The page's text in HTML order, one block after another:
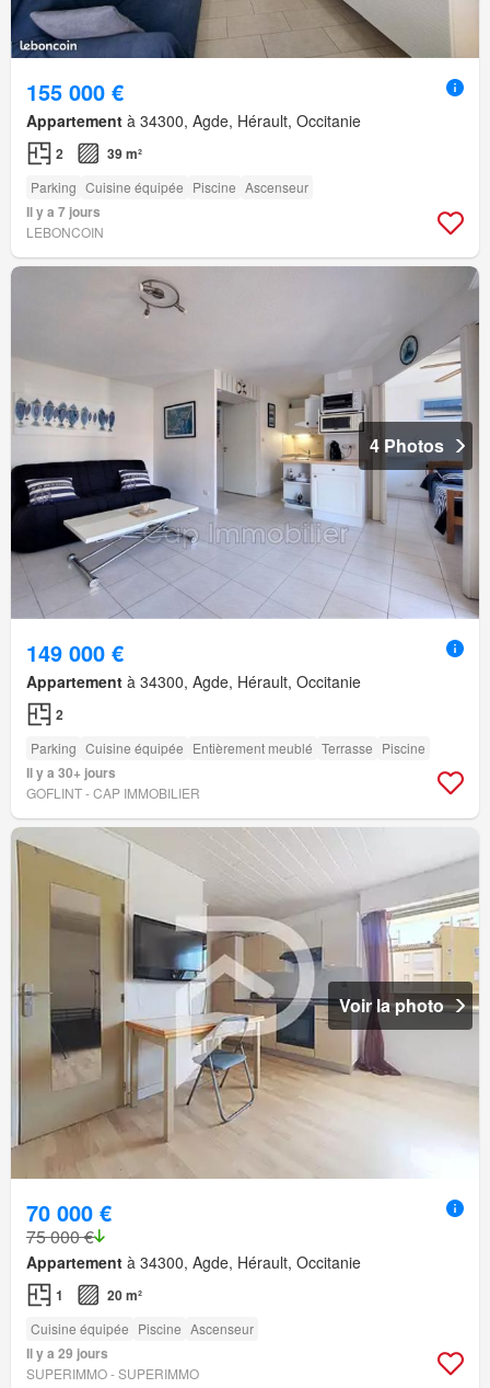
155 000 €
Appartement à 34300, Agde, Hérault, Occitanie
2 39 m²
Parking Cuisine équipée Piscine Ascenseur
Il y a 7 jours
LEBONCOIN
4 Photos
149 000 €
Appartement à 34300, Agde, Hérault, Occitanie
2
Parking Cuisine équipée Entièrement meublé Terrasse Piscine
Il y a 30+ jours
GOFLINT - CAP IMMOBILIER
Voir la photo
70 000 €
75 000 €
Appartement à 34300, Agde, Hérault, Occitanie
1 20 m²
Cuisine équipée Piscine Ascenseur
Il y a 29 jours
SUPERIMMO - SUPERIMMO